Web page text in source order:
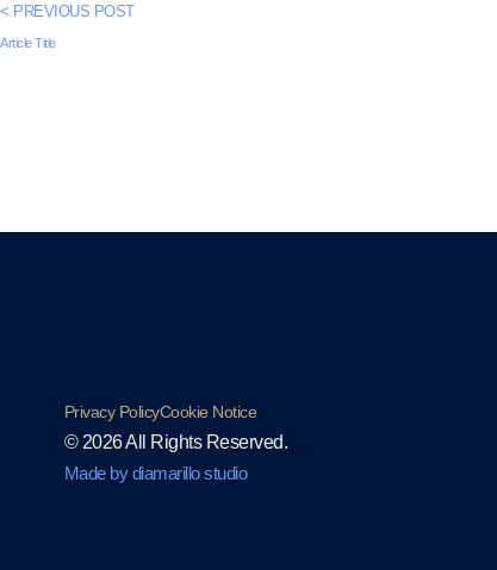
< PREVIOUS POST
Article Title
Privacy PolicyCookie Notice
© 2026 All Rights Reserved.
Made by diamarillo studio